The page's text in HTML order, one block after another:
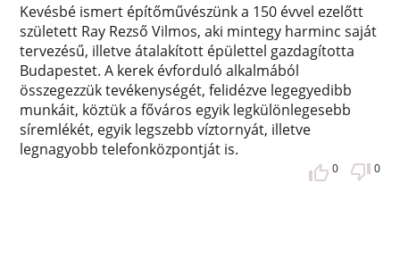
Kevésbé ismert építőművészünk a 150 évvel ezelőtt
született Ray Rezső Vilmos, aki mintegy harminc saját
tervezésű, illetve átalakított épülettel gazdagította
Budapestet. A kerek évforduló alkalmából
összegezzük tevékenységét, felidézve legegyedibb
munkáit, köztük a főváros egyik legkülönlegesebb
síremlékét, egyik legszebb víztornyát, illetve
legnagyobb telefonközpontját is.
0 0